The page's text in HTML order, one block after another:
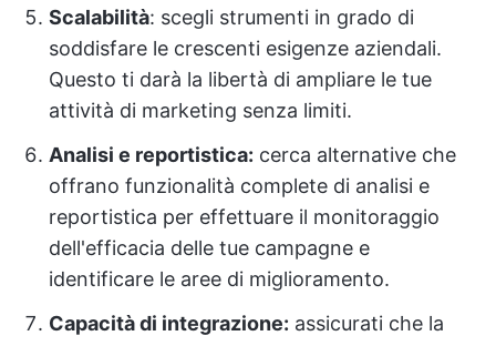
Scalabilità: scegli strumenti in grado di
soddisfare le crescenti esigenze aziendali.
Questo ti darà la libertà di ampliare le tue
attività di marketing senza limiti.
Analisi e reportistica: cerca alternative che
offrano funzionalità complete di analisi e
reportistica per effettuare il monitoraggio
dell'efficacia delle tue campagne e
identificare le aree di miglioramento.
Capacità di integrazione: assicurati che la